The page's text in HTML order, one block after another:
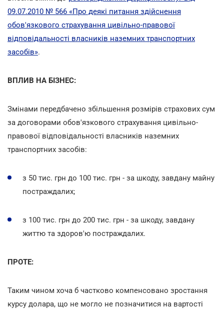
09.07.2010 № 566 «Про деякі питання здійснення
обов'язкового страхування цивільно-правової
відповідальності власників наземних транспортних
засобів».
ВПЛИВ НА БІЗНЕС:
Змінами передбачено збільшення розмірів страхових сум
за договорами обов'язкового страхування цивільно-
правової відповідальності власників наземних
транспортних засобів:
з 50 тис. грн до 100 тис. грн - за шкоду, завдану майну
постраждалих;
з 100 тис. грн до 200 тис. грн - за шкоду, завдану
життю та здоров'ю постраждалих.
ПРОТЕ:
Таким чином хоча б частково компенсовано зростання
курсу долара, що не могло не позначитися на вартості